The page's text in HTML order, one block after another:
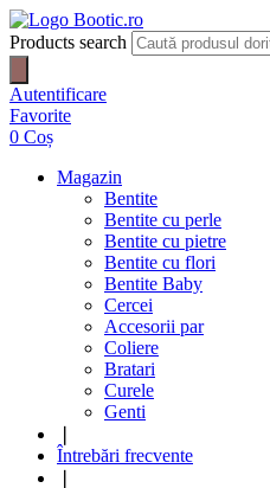
Products search
Autentificare
Favorite
0 Coș
Magazin
Bentite
Bentite cu perle
Bentite cu pietre
Bentite cu flori
Bentite Baby
Cercei
Accesorii par
Coliere
Bratari
Curele
Genti
Întrebări frecvente